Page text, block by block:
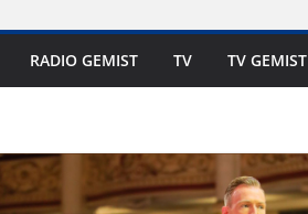
Hoogeveen over: “Dit is altijd een
topbioscoop geweest”
RADIO GEMIST TV TV GEMIST